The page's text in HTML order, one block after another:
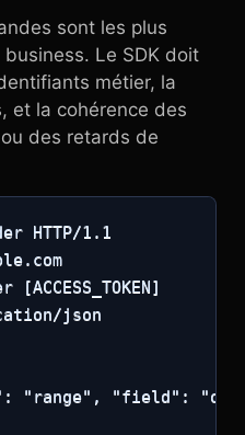
sont les plus
business. Le SDK doit
métier, la
et la cohérence des
des retards de
HTTP/1.1
json
"range", "field":